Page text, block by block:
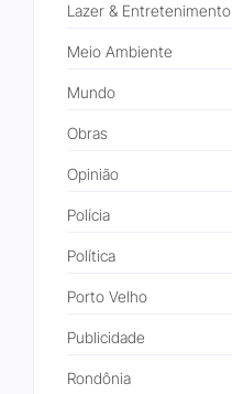
Lazer & Entretenimento
Meio Ambiente
Mundo
Obras
Opinião
Polícia
Política
Porto Velho
Publicidade
Rondônia